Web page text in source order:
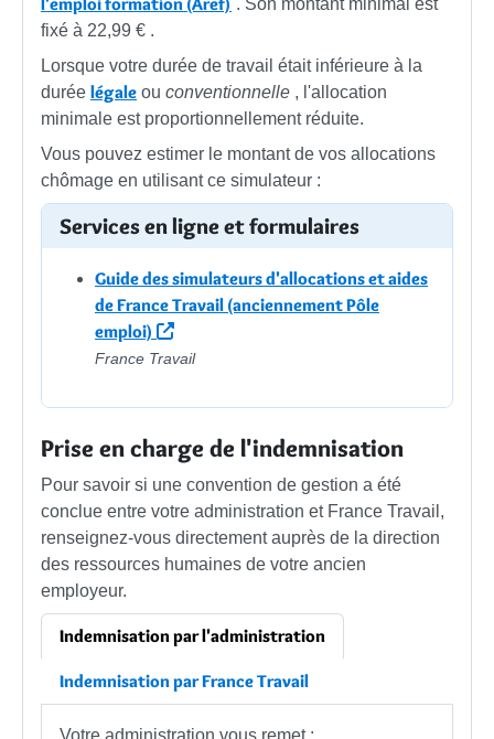
. Son montant minimal est
fixé à 22,99 € .
Lorsque votre durée de travail était inférieure à la
durée légale ou conventionnelle , l'allocation
minimale est proportionnellement réduite.
Vous pouvez estimer le montant de vos allocations
chômage en utilisant ce simulateur :
Services en ligne et formulaires
Guide des simulateurs d'allocations et aides
de France Travail (anciennement Pôle
emploi)
France Travail
Prise en charge de l'indemnisation
Pour savoir si une convention de gestion a été
conclue entre votre administration et France Travail,
renseignez-vous directement auprès de la direction
des ressources humaines de votre ancien
employeur.
Indemnisation par l'administration
Indemnisation par France Travail